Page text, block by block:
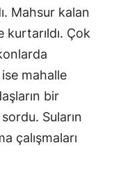
Mahsur kalan
kurtarıldı. Çok
mahalle
bir
Suların
çalışmaları